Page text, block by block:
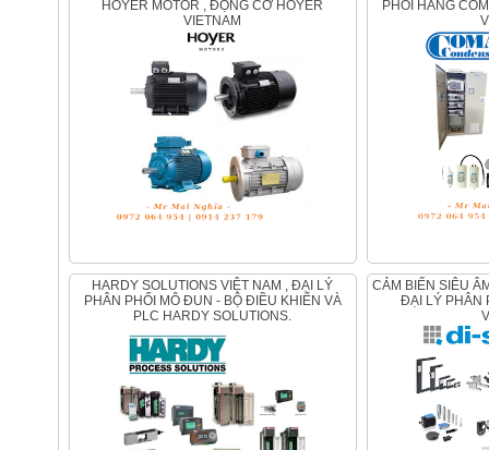
HOYER MOTOR , ĐỘNG CƠ HOYER
VIETNAM
PHỐI HÃNG
HARDY SOLUTIONS VIỆT NAM , ĐẠI LÝ
PHÂN PHỐI MÔ ĐUN - BỘ ĐIỀU KHIỂN VÀ
PLC HARDY SOLUTIONS.
CẢM BIẾN SIÊU ÂM DI-SORIC TẠI VIỆT NAM ,
ĐẠI LÝ PHÂN